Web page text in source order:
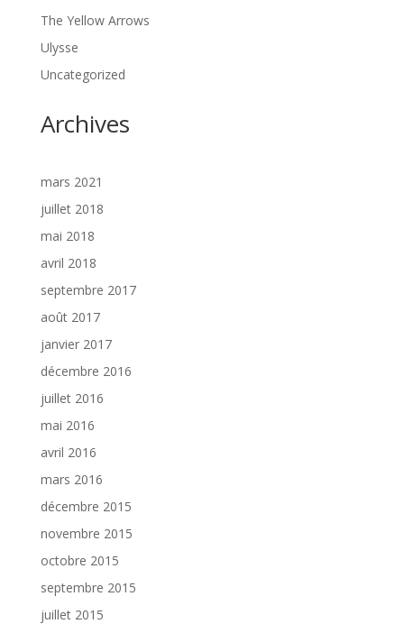
The Yellow Arrows
Ulysse
Uncategorized
Archives
mars 2021
juillet 2018
mai 2018
avril 2018
septembre 2017
août 2017
janvier 2017
décembre 2016
juillet 2016
mai 2016
avril 2016
mars 2016
décembre 2015
novembre 2015
octobre 2015
septembre 2015
juillet 2015